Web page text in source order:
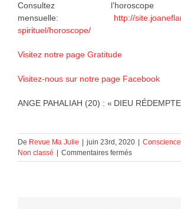
Consultez l’horoscope
mensuelle: http://
spirituel/horoscope/
Visitez notre page Gratitude
Visitez-nous sur notre page Facebook
ANGE PAHALIAH (20) : « DIEU
De Revue Ma Julie juin 23rd, 2020 Conscience
Non classé
Commentaires ferméssur
ANGE